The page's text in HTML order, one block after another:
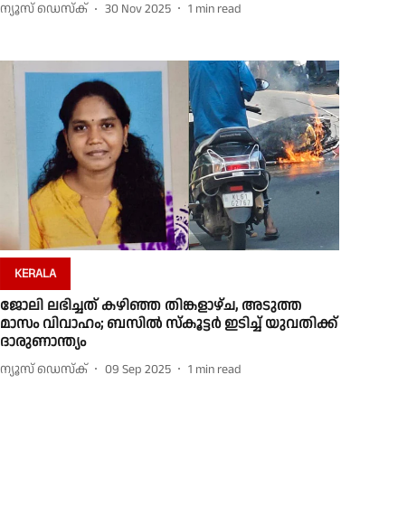
ന്യൂസ് ഡെസ്ക് 30 Nov 2025 1 min read
KERALA
ജോലി ലഭിച്ചത് കഴിഞ്ഞ തിങ്കളാഴ്ച, അടുത്ത
മാസം വിവാഹം; ബസില്‍ സ്‌കൂട്ടര്‍ ഇടിച്ച് യുവതിക്ക്
ദാരുണാന്ത്യം
ന്യൂസ് ഡെസ്ക് 09 Sep 2025 1 min read